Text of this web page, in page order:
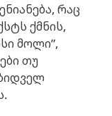
რაც
ქმნის,
მოლი”,
თუ